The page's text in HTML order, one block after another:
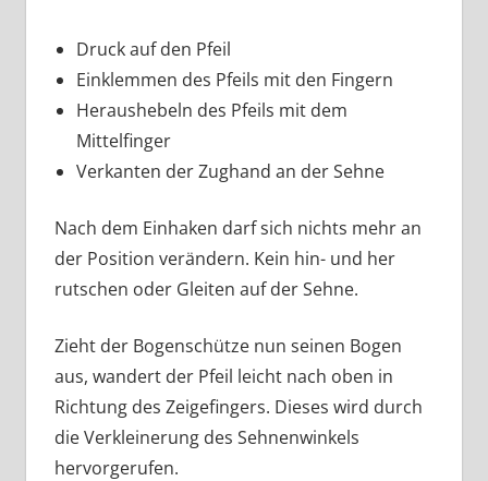
Druck auf den Pfeil
Einklemmen des Pfeils mit den Fingern
Heraushebeln des Pfeils mit dem
Mittelfinger
Verkanten der Zughand an der Sehne
Nach dem Einhaken darf sich nichts mehr an
der Position verändern. Kein hin- und her
rutschen oder Gleiten auf der Sehne.
Zieht der Bogenschütze nun seinen Bogen
aus, wandert der Pfeil leicht nach oben in
Richtung des Zeigefingers. Dieses wird durch
die Verkleinerung des Sehnenwinkels
hervorgerufen.